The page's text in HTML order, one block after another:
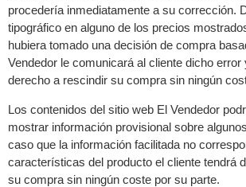
procedería inmediatamente a su corrección.
tipográfico en alguno de los precios
hubiera tomado una decisión de compra
Vendedor le comunicará al cliente dicho error
derecho a rescindir su compra sin ningún
Los contenidos del sitio web El Vendedor
mostrar información provisional sobre
caso que la información facilitada no
características del producto el cliente tendrá
su compra sin ningún coste por su parte.